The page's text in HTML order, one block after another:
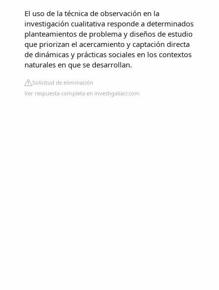
El uso de la técnica de observación en la
investigación cualitativa responde a determinados
planteamientos de problema y diseños de estudio
que priorizan el acercamiento y captación directa
de dinámicas y prácticas sociales en los contextos
naturales en que se desarrollan.
Solicitud de eliminación
Ver respuesta completa en investigaliacr.com